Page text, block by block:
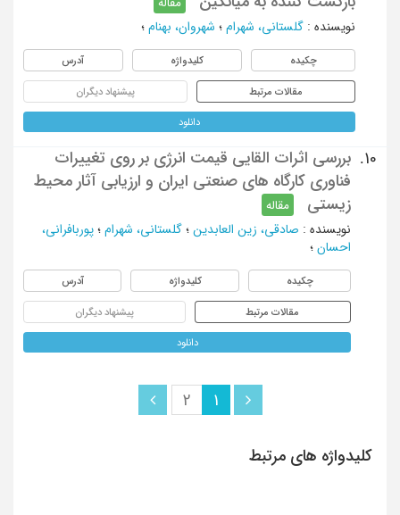
نویسنده : گلستانی، شهرام ؛ شهروان، بهنام ؛
چکیده کلیدواژه آدرس
مقالات مرتبط پیشنهاد دیگران
دانلود
10.
بررسی اثرات القایی قیمت انرژی بر روی تغییرات
فناوری کارگاه های صنعتی ایران و ارزیابی آثار محیط
زیستی
مقاله
نویسنده : صادقی، زین العابدین ؛ گلستانی، شهرام ؛ پوربافرانی،
احسان ؛
چکیده کلیدواژه آدرس
مقالات مرتبط پیشنهاد دیگران
دانلود
1
2
کلیدواژه های مرتبط